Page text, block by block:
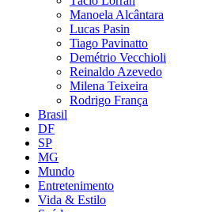
Manoela Alcântara
Lucas Pasin
Tiago Pavinatto
Demétrio Vecchioli
Reinaldo Azevedo
Milena Teixeira
Rodrigo França
Brasil
DF
SP
MG
Mundo
Entretenimento
Vida & Estilo